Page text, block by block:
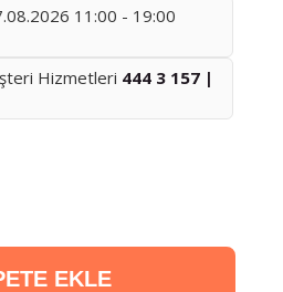
11:00 - 19:00
Hizmetleri 444 3 157 |
EKLE